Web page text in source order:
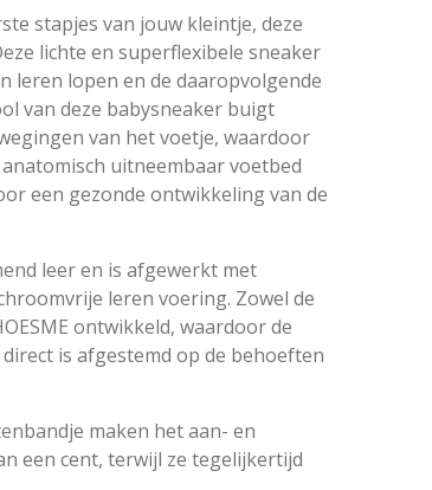
stapjes van jouw kleintje, deze
lichte en superflexibele sneaker
leren lopen en de daaropvolgende
van deze babysneaker buigt
van het voetje, waardoor
uitneembaar voetbed
een gezonde ontwikkeling van de
leer en is afgewerkt met
leren voering. Zowel de
ontwikkeld, waardoor de
is afgestemd op de behoeften
maken het aan- en
een cent, terwijl ze tegelijkertijd